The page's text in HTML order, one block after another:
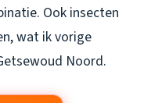
Ook insecten
wat ik vorige
Noord.